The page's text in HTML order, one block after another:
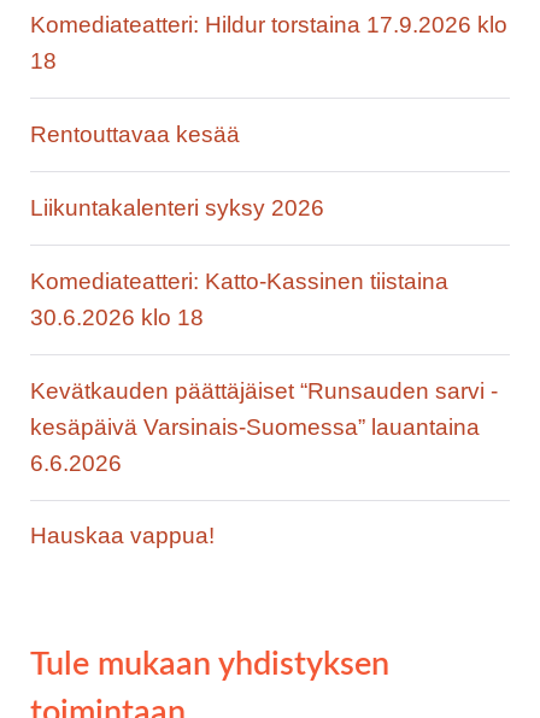
Komediateatteri: Hildur torstaina 17.9.2026 klo
18
Rentouttavaa kesää
Liikuntakalenteri syksy 2026
Komediateatteri: Katto-Kassinen tiistaina
30.6.2026 klo 18
Kevätkauden päättäjäiset “Runsauden sarvi -
kesäpäivä Varsinais-Suomessa” lauantaina
6.6.2026
Hauskaa vappua!
Tule mukaan yhdistyksen